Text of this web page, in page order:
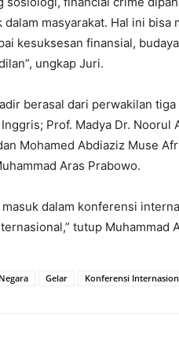
masyarakat. Hal ini
kesuksesan finansial,
ungkap Juri.
berasal dari perwakilan
Prof. Madya Dr.
Mohamed Abdiaziz Muse
Aras Prabowo.
masuk dalam konferensi
tutup Muhammad
Gelar Konferensi